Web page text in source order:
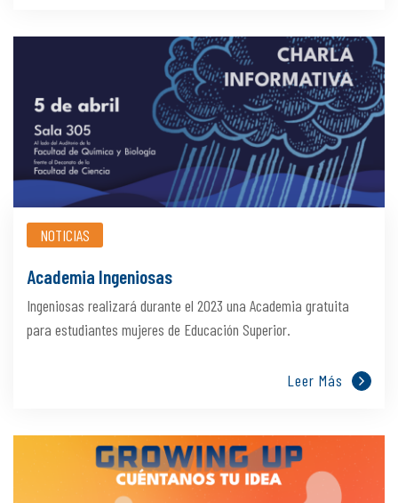
NOTICIAS
Academia Ingeniosas
Ingeniosas realizará durante el 2023 una Academia gratuita
para estudiantes mujeres de Educación Superior.
Leer Más